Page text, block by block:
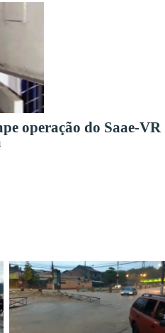
operação do Saae-VR